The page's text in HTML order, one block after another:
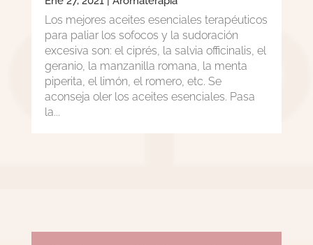
Los mejores aceites esenciales terapéuticos
para paliar los sofocos y la sudoración
excesiva son: el ciprés, la salvia officinalis, el
geranio, la manzanilla romana, la menta
piperita, el limón, el romero, etc. Se
aconseja oler los aceites esenciales. Pasa
la...